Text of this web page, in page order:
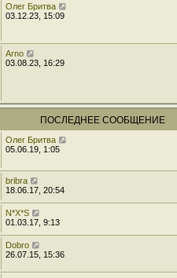
Олег Бритва
03.12.23, 15:09
Arno
03.08.23, 16:29
ПОСЛЕДНЕЕ СООБЩЕНИЕ
Олег Бритва
05.06.19, 1:05
bribra
18.06.17, 20:54
N*X*S
01.03.17, 9:13
Dobro
26.07.15, 15:36